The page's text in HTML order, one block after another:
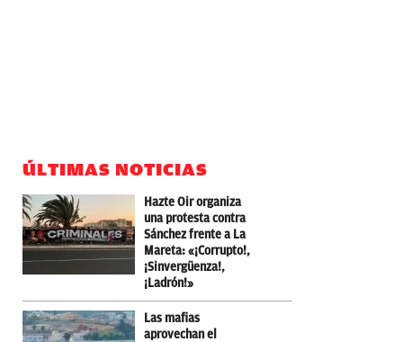
ÚLTIMAS NOTICIAS
Hazte Oir organiza
una protesta contra
Sánchez frente a La
Mareta: «¡Corrupto!,
¡Sinvergüenza!,
¡Ladrón!»
Las mafias
aprovechan el